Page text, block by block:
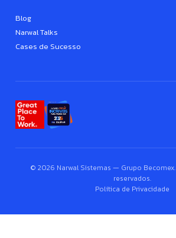
Blog
Narwal Talks
Cases de Sucesso
© 2026 Narwal Sistemas — Grupo
reservados.
Política de Privacidade